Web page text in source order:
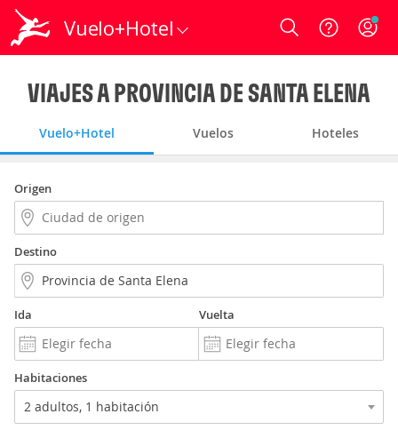
Vuelo+Hotel Login
VIAJES A PROVINCIA DE SANTA ELENA
Vuelo+Hotel Vuelos Hoteles
Origen
Destino
Ida Vuelta
Habitaciones